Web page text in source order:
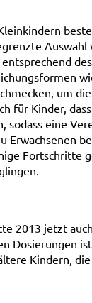
um
für Kinder,
sodass eine
Erwachsenen
Fortschritte
2013 jetzt
Dosierungen
Kindern,